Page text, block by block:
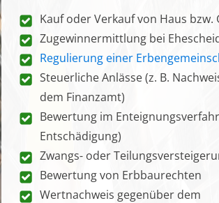
Kauf oder Verkauf von Haus
Zugewinnermittlung bei
Regulierung einer
Steuerliche Anlässe (z. B.
dem Finanzamt)
Bewertung im
Entschädigung)
Zwangs- oder
Bewertung von Erbbaurechten
Wertnachweis gegenüber dem